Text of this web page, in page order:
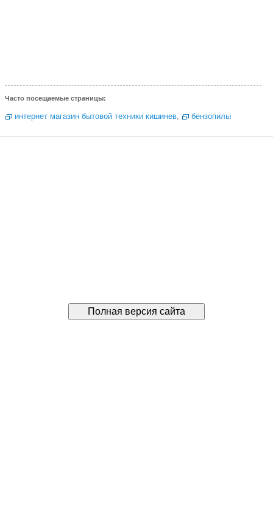
Часто посещаемые страницы:
интернет магазин бытовой техники кишинев, бензопилы